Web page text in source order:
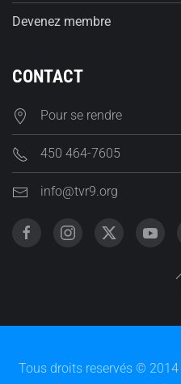
Devenez membre
CONTACT
Pour se rendre
450 464-7605
info@tvr9.org
Tous droits reservés © 2014